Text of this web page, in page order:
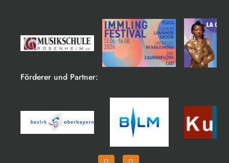
Förderer und Partner: